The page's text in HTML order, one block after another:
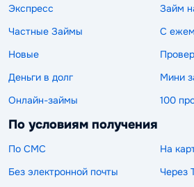
Экспресс
Займ
Частные Займы
С
Новые
Деньги в долг
Мини
Онлайн-займы
100
По условиям получения
По СМС
На
Без электронной почты
Через